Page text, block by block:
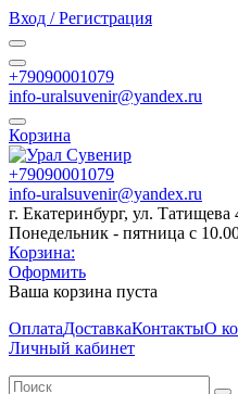
Вход / Регистрация
+79090001079
info-uralsuvenir@yandex.ru
Корзина
+79090001079
info-uralsuvenir@yandex.ru
г. Екатеринбург, ул. Татищева
Понедельник - пятница с
Корзина:
Оформить
Ваша корзина пуста
ОплатаДоставкаКонтактыО
Личный кабинет